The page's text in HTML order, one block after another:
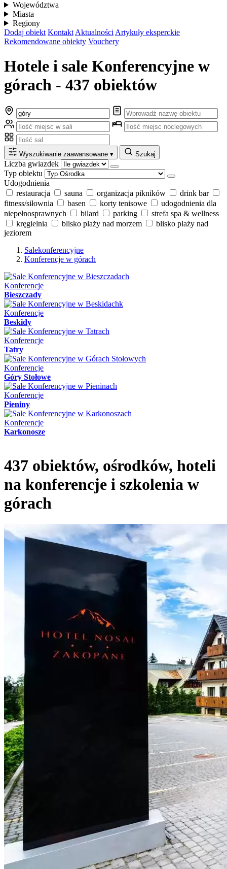
Województwa
Miasta
Regiony
Dodaj obiekt Kontakt Aktualności Artykuły eksperckie
Rekomendowane obiekty Vouchery
Hotele i sale Konferencyjne w
górach - 437 obiektów
Wyszukiwanie zaawansowane ▾ Szukaj
Liczba gwiazdek
Typ obiektu
Udogodnienia
restauracja
sauna organizacja pikników
drink bar
fitness/siłownia
basen korty tenisowe
udogodnienia dla
niepełnosprawnych
bilard parking
strefa spa & wellness
kręgielnia
blisko plaży nad morzem
blisko plaży nad
jeziorem
Salekonferencyjne
Konferencje w górach
Konferencje
Bieszczady
Konferencje
Beskidy
Konferencje
Tatry
Konferencje
Góry Stołowe
Konferencje
Pieniny
Konferencje
Karkonosze
437 obiektów, ośrodków, hoteli
na konferencje i szkolenia w
górach